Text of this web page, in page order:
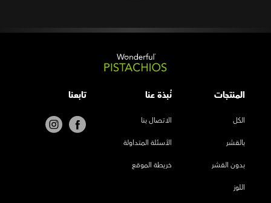
المنتجات
الكل
بالقشر
بدون القشر
اللوز
نُبذة عنا
الاتصال بنا
الأسئلة المتداولة
خريطة الموقع
تابعنا